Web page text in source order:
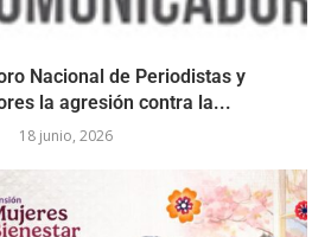
Nacional de Periodistas y
la agresión contra la...
18 junio, 2026